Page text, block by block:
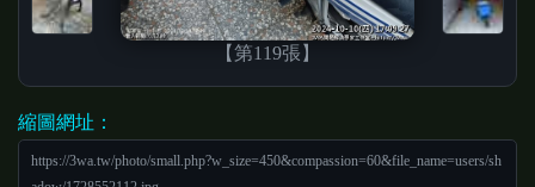
【第119張】
縮圖網址：
https://3wa.tw/photo/small.php?w_size=450&compassion=60&file_name=users/sh